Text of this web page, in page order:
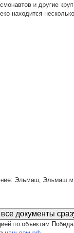
и другие
находится
Эльмаш, Эльмаш
документы
по объектам